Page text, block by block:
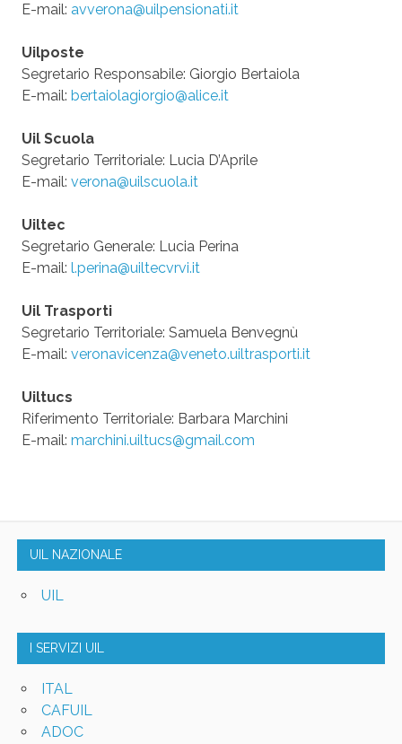
E-mail: avverona@uilpensionati.it
Uilposte
Segretario Responsabile: Giorgio Bertaiola
E-mail: bertaiolagiorgio@alice.it
Uil Scuola
Segretario Territoriale: Lucia D’Aprile
E-mail: verona@uilscuola.it
Uiltec
Segretario Generale: Lucia Perina
E-mail: l.perina@uiltecvrvi.it
Uil Trasporti
Segretario Territoriale: Samuela Benvegnù
E-mail: veronavicenza@veneto.uiltrasporti.it
Uiltucs
Riferimento Territoriale: Barbara Marchini
E-mail: marchini.uiltucs@gmail.com
UIL NAZIONALE
UIL
I SERVIZI UIL
ITAL
CAFUIL
ADOC